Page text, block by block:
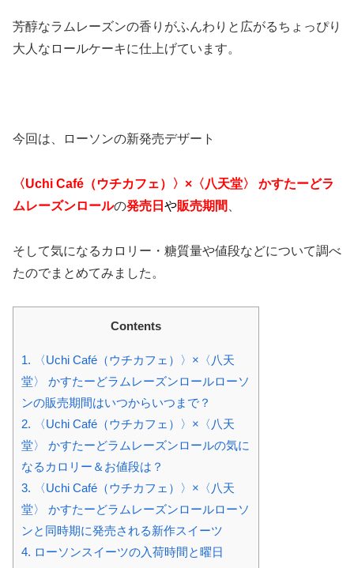
芳醇なラムレーズンの香りがふんわりと広がるちょっぴり
大人なロールケーキに仕上げています。
今回は、ローソンの新発売デザート
〈Uchi Café（ウチカフェ）〉×〈八天堂〉 かすたーどラ
ムレーズンロールの発売日 や販売期間
そして気になるカロリー・糖質量や値段などについて調べ
たのでまとめてみました。
Contents
1. 〈Uchi Café（ウチカフェ）〉×〈八天
堂〉 かすたーどラムレーズンロールローソ
ンの販売期間はいつからいつまで？
2. 〈Uchi Café（ウチカフェ）〉×〈八天
堂〉 かすたーどラムレーズンロールの気に
なるカロリー＆お値段は？
3. 〈Uchi Café（ウチカフェ）〉×〈八天
堂〉 かすたーどラムレーズンロールローソ
ンと同時期に発売される新作スイーツ
4. ローソンスイーツの入荷時間と曜日